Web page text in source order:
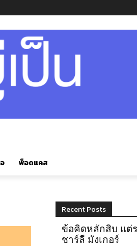
พ็อดแคส
Recent Posts
ข้อคิดหลักสิบ แต่
ชาร์ลี มังเกอร์